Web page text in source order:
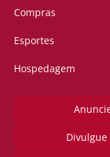
Compras
Esportes
Hospedagem